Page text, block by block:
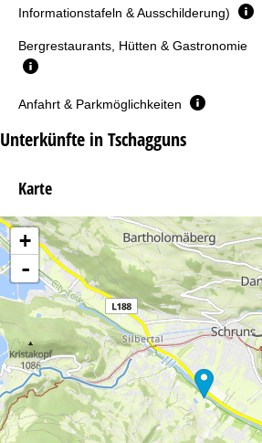
Informationstafeln & Ausschilderung)
Bergrestaurants, Hütten & Gastronomie
Anfahrt & Parkmöglichkeiten
Unterkünfte in Tschagguns
Karte
+
-